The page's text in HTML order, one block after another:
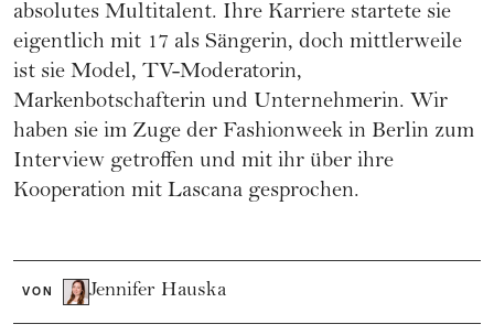
absolutes Multitalent. Ihre Karriere startete sie
eigentlich mit 17 als Sängerin, doch mittlerweile
ist sie Model, TV-Moderatorin,
Markenbotschafterin und Unternehmerin. Wir
haben sie im Zuge der Fashionweek in Berlin zum
Interview getroffen und mit ihr über ihre
Kooperation mit Lascana gesprochen.
VON Jennifer Hauska